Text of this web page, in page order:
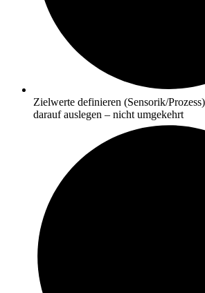
Zielwerte definieren (Sensorik/
darauf auslegen – nicht umgekehrt